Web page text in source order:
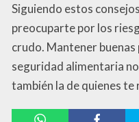
Siguiendo estos
preocuparte por los
crudo. Mantener
seguridad alimentaria
también la de quienes te